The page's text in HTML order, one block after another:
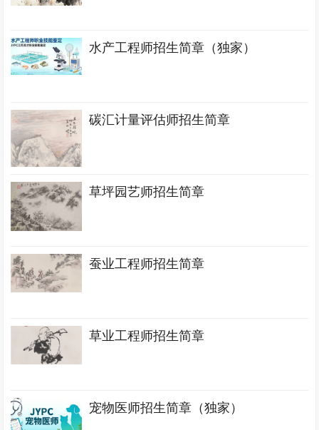
水产工程师招生简章（独家）
碳汇计量评估师招生简章
草坪园艺师招生简章
蚕业工程师招生简章
草业工程师招生简章
宠物医师招生简章（独家）